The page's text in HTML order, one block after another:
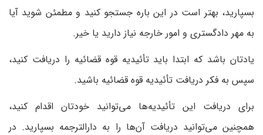
بسپارید، بهتر است در این باره جستجو کنید و مطمئن شوید آیا
به مهر دادگستری و امور خارجه نیاز دارید یا خیر.
یادتان باشد که ابتدا باید تأئیدیه قوه قضائیه را دریافت کنید،
سپس به فکر دریافت تأئیدیه قوه قضائیه باشید.
برای دریافت این تأئیدیه‌ها می‌توانید خودتان اقدام کنید،
همچنین می‌توانید دریافت آن‌ها را به دارالترجمه بسپارید. در